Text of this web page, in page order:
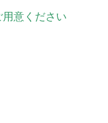
意ください